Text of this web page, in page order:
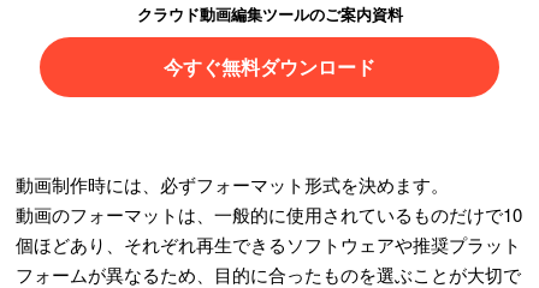
クラウド動画編集ツールのご案内資料
今すぐ無料ダウンロード
動画制作時には、必ずフォーマット形式を決めます。
動画のフォーマットは、一般的に使用されているものだけで10
個ほどあり、それぞれ再生できるソフトウェアや推奨プラット
フォームが異なるため、目的に合ったものを選ぶことが大切で